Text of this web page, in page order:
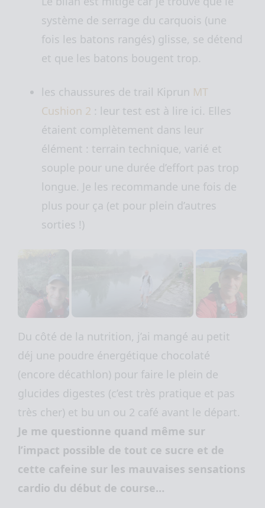
système de serrage du carquois (une
fois les batons rangés) glisse, se détend
et que les batons bougent trop.
les chaussures de trail Kiprun MT
Cushion 2 : leur test est à lire ici. Elles
étaient complètement dans leur
élément : terrain technique, varié et
souple pour une durée d’effort pas trop
longue. Je les recommande une fois de
plus pour ça (et pour plein d’autres
sorties !)
Du côté de la nutrition, j’ai mangé au petit
déj une poudre énergétique chocolaté
(encore décathlon) pour faire le plein de
glucides digestes (c’est très pratique et pas
très cher) et bu un ou 2 café avant le départ.
Je me questionne quand même sur
l’impact possible de tout ce sucre et de
cette cafeine sur les mauvaises sensations
cardio du début de course…